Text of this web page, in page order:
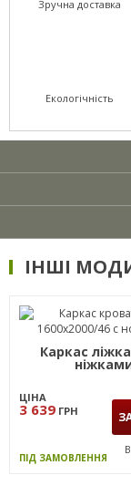
Зручна доставка
Екологічність
ІНШІ
Каркас
ЦІНА
3 639 ГРН
ПІД ЗАМОВЛЕННЯ